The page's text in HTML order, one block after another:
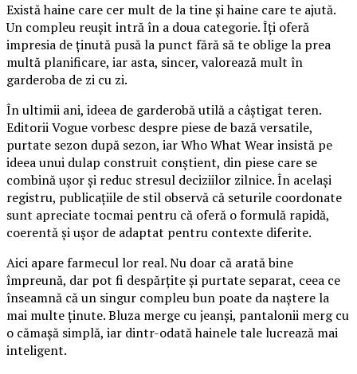
Există haine care cer mult de la tine și haine care te ajută.
Un compleu reușit intră în a doua categorie. Îți oferă
impresia de ținută pusă la punct fără să te oblige la prea
multă planificare, iar asta, sincer, valorează mult în
garderoba de zi cu zi.
În ultimii ani, ideea de garderobă utilă a câștigat teren.
Editorii Vogue vorbesc despre piese de bază versatile,
purtate sezon după sezon, iar Who What Wear insistă pe
ideea unui dulap construit conștient, din piese care se
combină ușor și reduc stresul deciziilor zilnice. În același
registru, publicațiile de stil observă că seturile coordonate
sunt apreciate tocmai pentru că oferă o formulă rapidă,
coerentă și ușor de adaptat pentru contexte diferite.
Aici apare farmecul lor real. Nu doar că arată bine
împreună, dar pot fi despărțite și purtate separat, ceea ce
înseamnă că un singur compleu bun poate da naștere la
mai multe ținute. Bluza merge cu jeanși, pantalonii merg cu
o cămașă simplă, iar dintr-odată hainele tale lucrează mai
inteligent.